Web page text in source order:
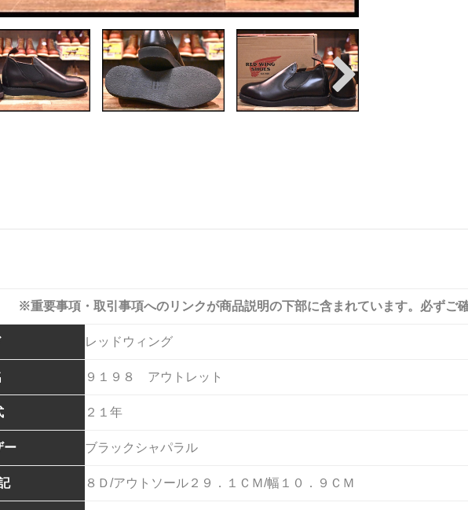
※重要事項・取引事項へのリンクが商品説明の下部に含まれています。必ずご
レッドウィング
９１９８ アウトレット
２１年
ー ブラックシャパラル
８Ｄ/アウトソール２９．１ＣＭ/幅１０．９ＣＭ